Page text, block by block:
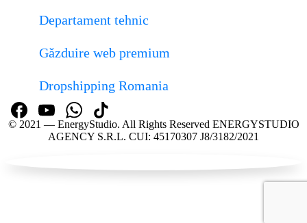
Departament tehnic
Găzduire web premium
Dropshipping Romania
© 2021 — EnergyStudio. All Rights Reserved ENERGYSTUDIO
AGENCY S.R.L. CUI: 45170307 J8/3182/2021